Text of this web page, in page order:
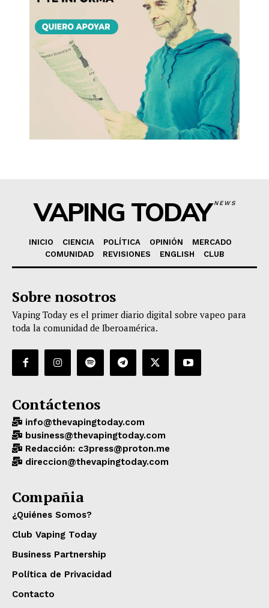
VAPING TODAYNEWS
INICIO CIENCIA POLÍTICA OPINIÓN
MERCADO
COMUNIDAD
REVISIONES ENGLISH CLUB
Sobre nosotros
Vaping Today es el primer diario digital sobre vapeo para
toda la comunidad de Iberoamérica.
Contáctenos
info@thevapingtoday.com
business@thevapingtoday.com
Redacción: c3press@proton.me
direccion@thevapingtoday.com
Compañia
¿Quiénes Somos?
Club Vaping Today
Business Partnership
Política de Privacidad
Contacto